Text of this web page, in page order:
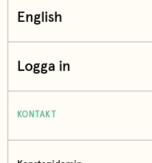
English
Logga in
KONTAKT